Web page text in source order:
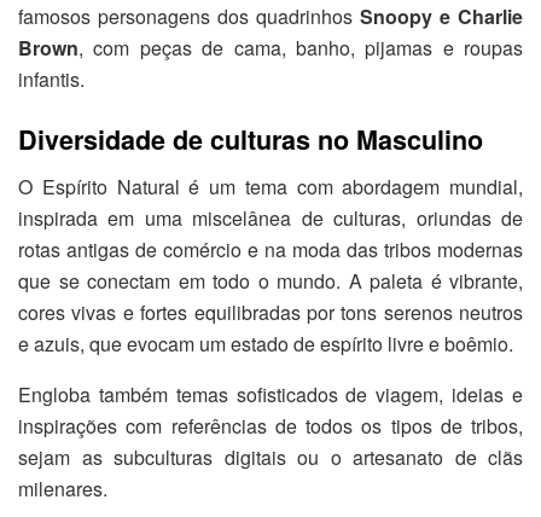
famosos personagens dos quadrinhos Snoopy e Charlie
Brown, com peças de cama, banho, pijamas e roupas
infantis.
Diversidade de culturas no Masculino
O Espírito Natural é um tema com abordagem mundial,
inspirada em uma miscelânea de culturas, oriundas de
rotas antigas de comércio e na moda das tribos modernas
que se conectam em todo o mundo. A paleta é vibrante,
cores vivas e fortes equilibradas por tons serenos neutros
e azuis, que evocam um estado de espírito livre e boêmio.
Engloba também temas sofisticados de viagem, ideias e
inspirações com referências de todos os tipos de tribos,
sejam as subculturas digitais ou o artesanato de clãs
milenares.